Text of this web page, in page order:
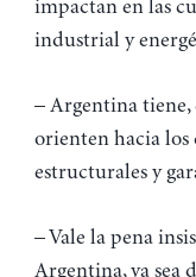
impactan en las
industrial y
– Argentina tiene,
orienten hacia los
estructurales y
– Vale la pena
Argentina, ya sea